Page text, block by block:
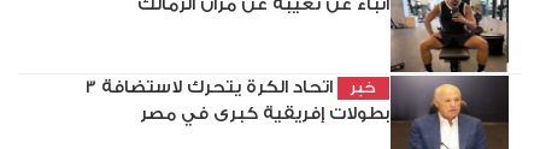
أنباء عن تغيبه عن مران الزمالك
خبر
اتحاد الكرة يتحرك لاستضافة 3
بطولات إفريقية كبرى في مصر